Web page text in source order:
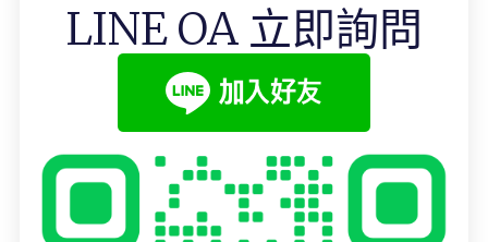
LINE OA 立即詢問